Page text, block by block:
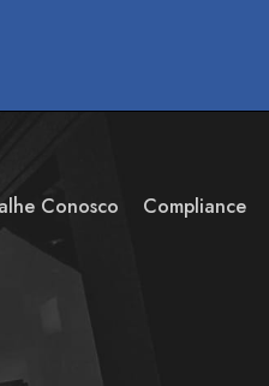
Conosco Compliance